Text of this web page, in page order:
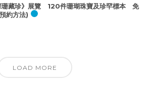
珊藏珍》展覽 120件珊瑚珠寶及珍罕標本 免
約方法)
LOAD MORE